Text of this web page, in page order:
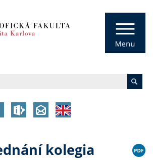
kolegia